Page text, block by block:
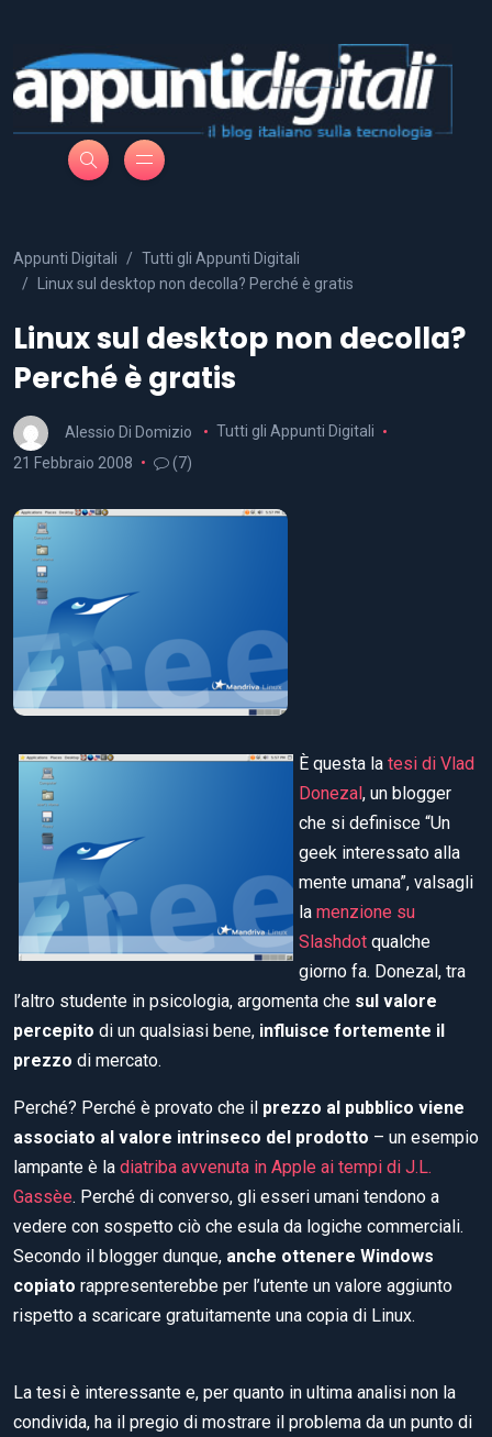
Appunti Digitali
Tutti gli Appunti Digitali
Linux sul desktop non decolla? Perché è gratis
Linux sul desktop non decolla?
Perché è gratis
Alessio Di Domizio
Tutti gli Appunti Digitali
21 Febbraio 2008
(7)
È questa la tesi di Vlad
Donezal, un blogger
che si definisce “Un
geek interessato alla
mente umana”, valsagli
la menzione su
Slashdot qualche
giorno fa. Donezal, tra
l’altro studente in psicologia, argomenta che sul valore
percepito di un qualsiasi bene, influisce fortemente il
prezzo di mercato.
Perché? Perché è provato che il prezzo al pubblico viene
associato al valore intrinseco del prodotto – un esempio
lampante è la diatriba avvenuta in Apple ai tempi di J.L.
Gassèe. Perché di converso, gli esseri umani tendono a
vedere con sospetto ciò che esula da logiche commerciali.
Secondo il blogger dunque, anche ottenere Windows
copiato rappresenterebbe per l’utente un valore aggiunto
rispetto a scaricare gratuitamente una copia di Linux.
La tesi è interessante e, per quanto in ultima analisi non la
condivida, ha il pregio di mostrare il problema da un punto di